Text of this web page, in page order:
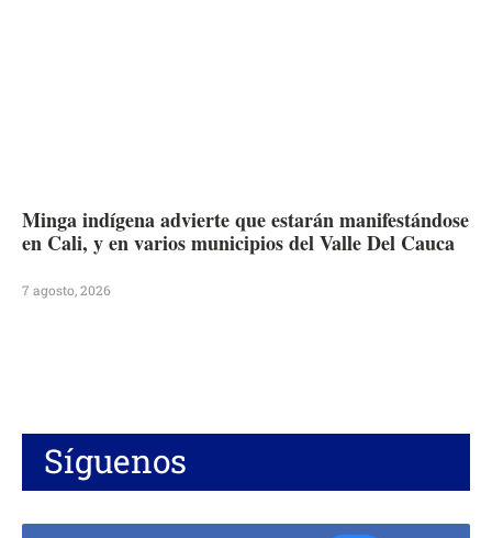
Minga indígena advierte que estarán manifestándose
en Cali, y en varios municipios del Valle Del Cauca
7 agosto, 2026
Síguenos